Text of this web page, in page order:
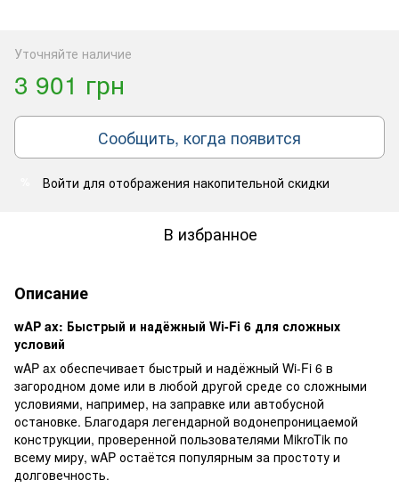
Уточняйте наличие
3 901 грн
Сообщить, когда появится
Войти для отображения накопительной скидки
В избранное
Описание
wAP ax: Быстрый и надёжный Wi-Fi 6 для сложных
условий
wAP ax обеспечивает быстрый и надёжный Wi-Fi 6 в
загородном доме или в любой другой среде со сложными
условиями, например, на заправке или автобусной
остановке. Благодаря легендарной водонепроницаемой
конструкции, проверенной пользователями MikroTik по
всему миру, wAP остаётся популярным за простоту и
долговечность.